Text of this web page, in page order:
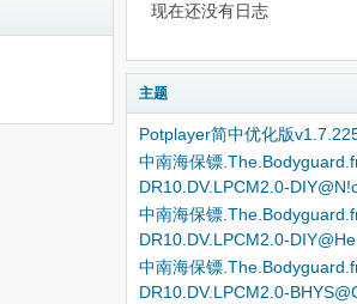
现在还没有日志
主题
Potplayer简中优化版
中南海保镖
DR10.DV.LPCM2.0-
中南海保镖
DR10.DV.LPCM2.0-
中南海保镖
DR10.DV.LPCM2.0-